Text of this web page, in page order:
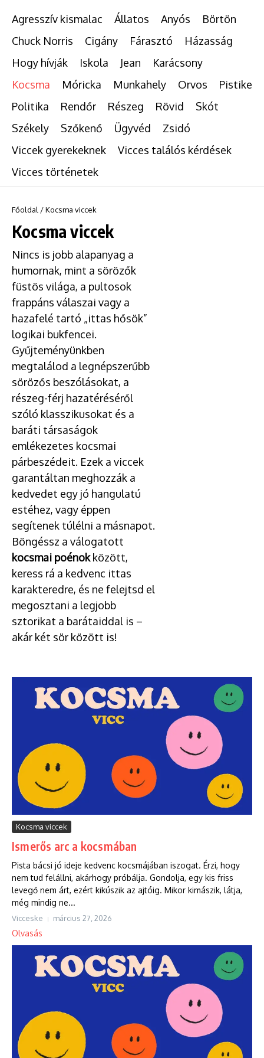
Agresszív kismalac Állatos Anyós
Börtön
Chuck Norris
Cigány Fárasztó
Házasság
Hogy hívják
Iskola Jean
Karácsony
Kocsma
Móricka Munkahely Orvos
Pistike
Politika
Rendőr Részeg Rövid
Skót
Székely
Szőkenő Ügyvéd
Zsidó
Viccek gyerekeknek
Vicces találós kérdések
Vicces történetek
Főoldal /Kocsma viccek
Kocsma viccek
Nincs is jobb alapanyag a
humornak, mint a sörözők
füstös világa, a pultosok
frappáns válaszai vagy a
hazafelé tartó „ittas hősök”
logikai bukfencei.
Gyűjteményünkben
megtalálod a legnépszerűbb
sörözős beszólásokat, a
részeg-férj hazatéréséről
szóló klasszikusokat és a
baráti társaságok
emlékezetes kocsmai
párbeszédeit. Ezek a viccek
garantáltan meghozzák a
kedvedet egy jó hangulatú
estéhez, vagy éppen
segítenek túlélni a másnapot.
Böngéssz a válogatott
kocsmai poénokközött,
keress rá a kedvenc ittas
karakteredre, és ne felejtsd el
megosztani a legjobb
sztorikat a barátaiddal is –
akár két sör között is!
Kocsma viccek
Ismerős arc a kocsmában
Pista bácsi jó ideje kedvenc kocsmájában iszogat. Érzi, hogy
nem tud felállni, akárhogy próbálja. Gondolja, egy kis friss
levegő nem árt, ezért kikúszik az ajtóig. Mikor kimászik, látja,
még mindig ne...
Vicceske március 27, 2026
Olvasás